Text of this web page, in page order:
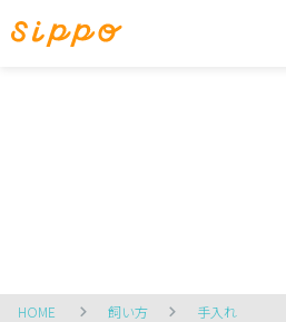
HOME 飼い方 手入れ